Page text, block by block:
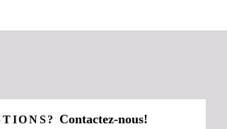
Contactez-nous!